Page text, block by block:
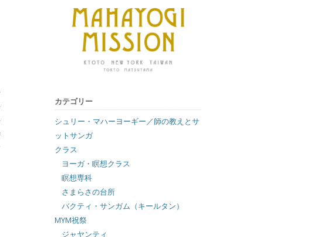
カテゴリー
シュリー・マハーヨーギー／師の教えとサ
ットサンガ
クラス
ヨーガ・瞑想クラス
瞑想専科
さまらさの台所
バクティ・サンガム（キールタン）
MYM祝祭
ジャヤンティ